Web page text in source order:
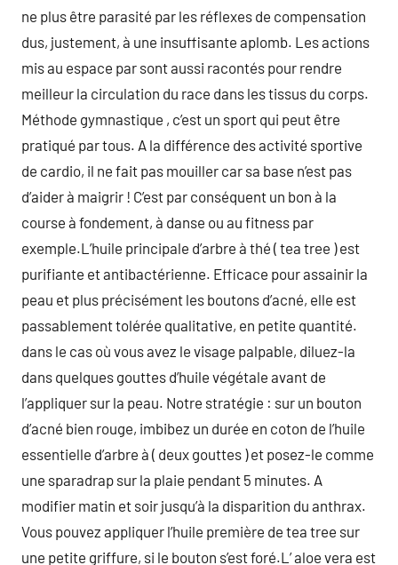
ne plus être parasité par les réflexes de compensation
dus, justement, à une insuffisante aplomb. Les actions
mis au espace par sont aussi racontés pour rendre
meilleur la circulation du race dans les tissus du corps.
Méthode gymnastique , c’est un sport qui peut être
pratiqué par tous. A la différence des activité sportive
de cardio, il ne fait pas mouiller car sa base n’est pas
d’aider à maigrir ! C’est par conséquent un bon à la
course à fondement, à danse ou au fitness par
exemple.L’huile principale d’arbre à thé ( tea tree ) est
purifiante et antibactérienne. Efficace pour assainir la
peau et plus précisément les boutons d’acné, elle est
passablement tolérée qualitative, en petite quantité.
dans le cas où vous avez le visage palpable, diluez-la
dans quelques gouttes d’huile végétale avant de
l’appliquer sur la peau. Notre stratégie : sur un bouton
d’acné bien rouge, imbibez un durée en coton de l’huile
essentielle d’arbre à ( deux gouttes ) et posez-le comme
une sparadrap sur la plaie pendant 5 minutes. A
modifier matin et soir jusqu’à la disparition du anthrax.
Vous pouvez appliquer l’huile première de tea tree sur
une petite griffure, si le bouton s’est foré.L’ aloe vera est